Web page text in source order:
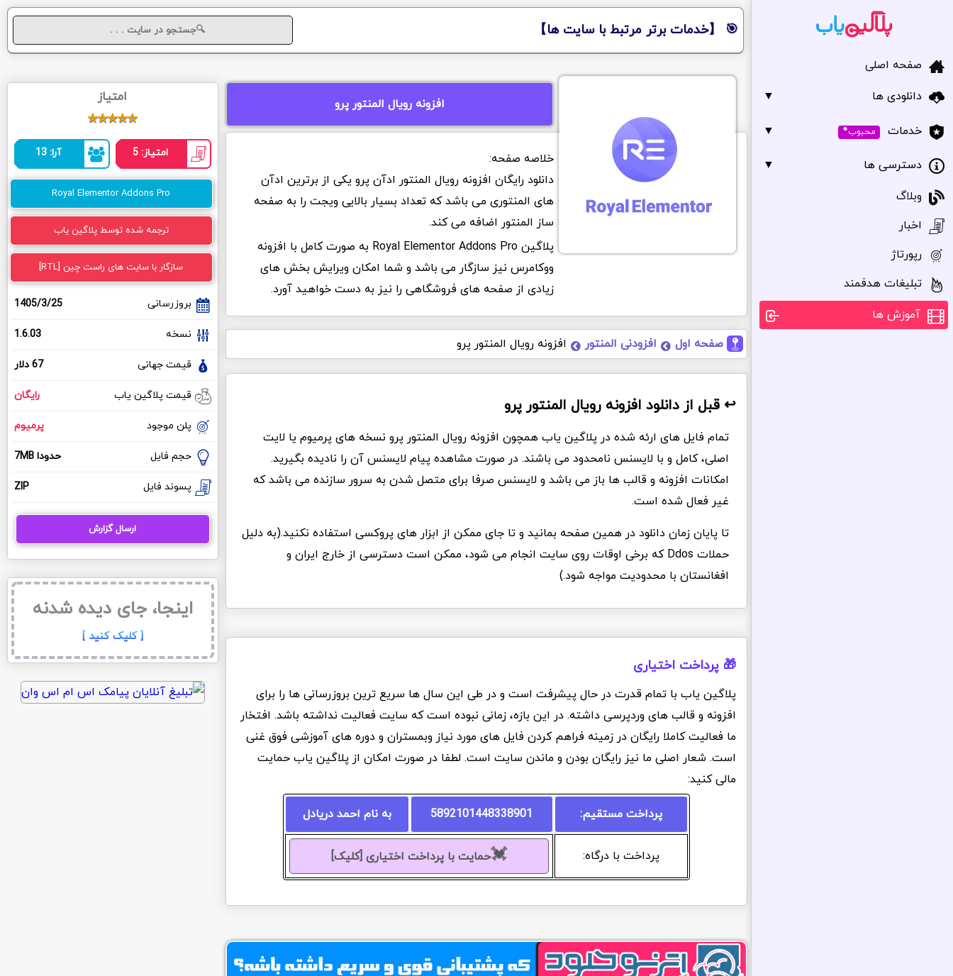
صفحه اصلی
دانلودی ها
▼
خدمات محبوب•
▼
دسترسی ها
▼
وبلاگ
اخبار
رپورتاژ
تبلیغات هدفمند
آموزش ها
🎯 【خدمات برتر مرتبط با سایت ها】
افزونه رویال المنتور پرو
دانلود رایگان افزونه رویال المنتور ادآن پرو یکی از برترین ادآن
های المنتوری می باشد که تعداد بسیار بالایی ویجت را به صفحه
ساز المنتور اضافه می کند.
پلاگین Royal Elementor Addons Pro به صورت کامل با افزونه
ووکامرس نیز سازگار می باشد و شما امکان ویرایش بخش های
زیادی از صفحه های فروشگاهی را نیز به دست خواهید آورد.
صفحه اول افزودنی المنتور افزونه رویال المنتور پرو
↩️ قبل از دانلود افزونه رویال المنتور پرو
تمام فایل های ارئه شده در پلاگین یاب همچون افزونه رویال المنتور پرو نسخه های پرمیوم یا لایت
اصلی، کامل و با لایسنس نامحدود می باشند. در صورت مشاهده پیام لایسنس آن را نادیده بگیرید.
امکانات افزونه و قالب ها باز می باشد و لایسنس صرفا برای متصل شدن به سرور سازنده می باشد که
غیر فعال شده است.
تا پایان زمان دانلود در همین صفحه بمانید و تا جای ممکن از ابزار های پروکسی استفاده نکنید.(به دلیل
حملات Ddos که برخی اوقات روی سایت انجام می شود، ممکن است دسترسی از خارج ایران و
افغانستان با محدودیت مواجه شود.)
🎁 پرداخت اختیاری
پلاگین یاب با تمام قدرت در حال پیشرفت است و در طی این سال ها سریع ترین بروزرسانی ها را برای
افزونه و قالب های وردپرسی داشته. در این بازه، زمانی نبوده است که سایت فعالیت نداشته باشد. افتخار
ما فعالیت کاملا رایگان در زمینه فراهم کردن فایل های مورد نیاز وبمستران و دوره های آموزشی فوق غنی
است. شعار اصلی ما نیز رایگان بودن و ماندن سایت است. لطفا در صورت امکان از پلاگین یاب حمایت
مالی کنید:
پرداخت مستقیم: 5892101448338901 به نام احمد دریادل
پرداخت با درگاه: 💓حمایت با پرداخت اختیاری [کلیک]
امتیاز
امتیاز: 5 آرا: 13
Royal Elementor Addons Pro
ترجمه شده توسط پلاگین یاب
سازگار با سایت های راست چین [RTL]
بروزرسانی 1405/3/25
نسخه 1.6.03
قیمت جهانی 67 دلار
قیمت پلاگین یاب رایگان
پلن موجود پرمیوم
حجم فایل حدودا 7MB
پسوند فایل ZIP
ارسال گزارش
اینجا، جای دیده شدنه
[ کلیک کنید ]